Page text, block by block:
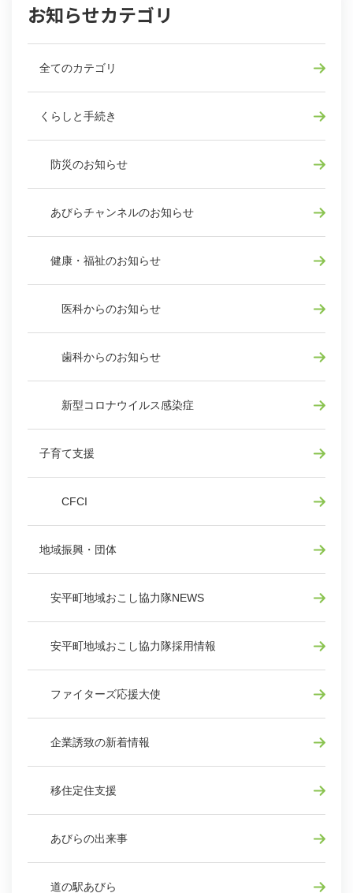
お知らせカテゴリ
全てのカテゴリ
くらしと手続き
防災のお知らせ
あびらチャンネルのお知らせ
健康・福祉のお知らせ
医科からのお知らせ
歯科からのお知らせ
新型コロナウイルス感染症
子育て支援
CFCI
地域振興・団体
安平町地域おこし協力隊NEWS
安平町地域おこし協力隊採用情報
ファイターズ応援大使
企業誘致の新着情報
移住定住支援
あびらの出来事
道の駅あびら